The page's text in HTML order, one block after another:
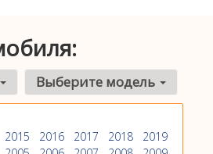
2015 2016 2017 2018
2019
Выберите модель